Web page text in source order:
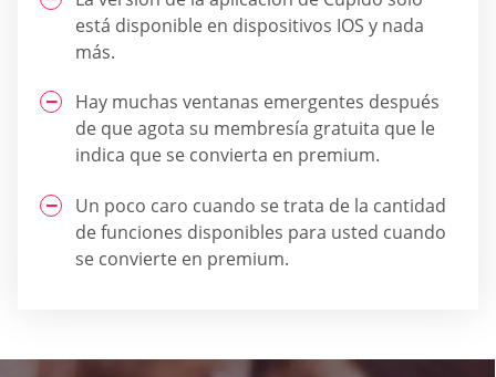
está disponible en dispositivos IOS y nada
más.
Hay muchas ventanas emergentes después
de que agota su membresía gratuita que le
indica que se convierta en premium.
Un poco caro cuando se trata de la cantidad
de funciones disponibles para usted cuando
se convierte en premium.